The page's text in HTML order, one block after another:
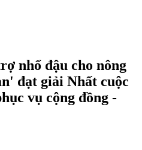
nhổ đậu cho nông
đạt giải Nhất cuộc
vụ cộng đồng -